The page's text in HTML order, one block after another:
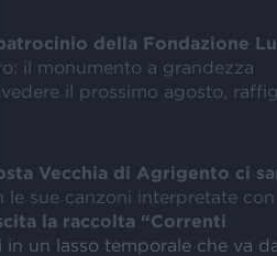
della Fondazione
il monumento a grandezza
il prossimo agosto,
Vecchia di Agrigento ci
le sue canzoni interpretate con
la raccolta “Correnti
un lasso temporale che va